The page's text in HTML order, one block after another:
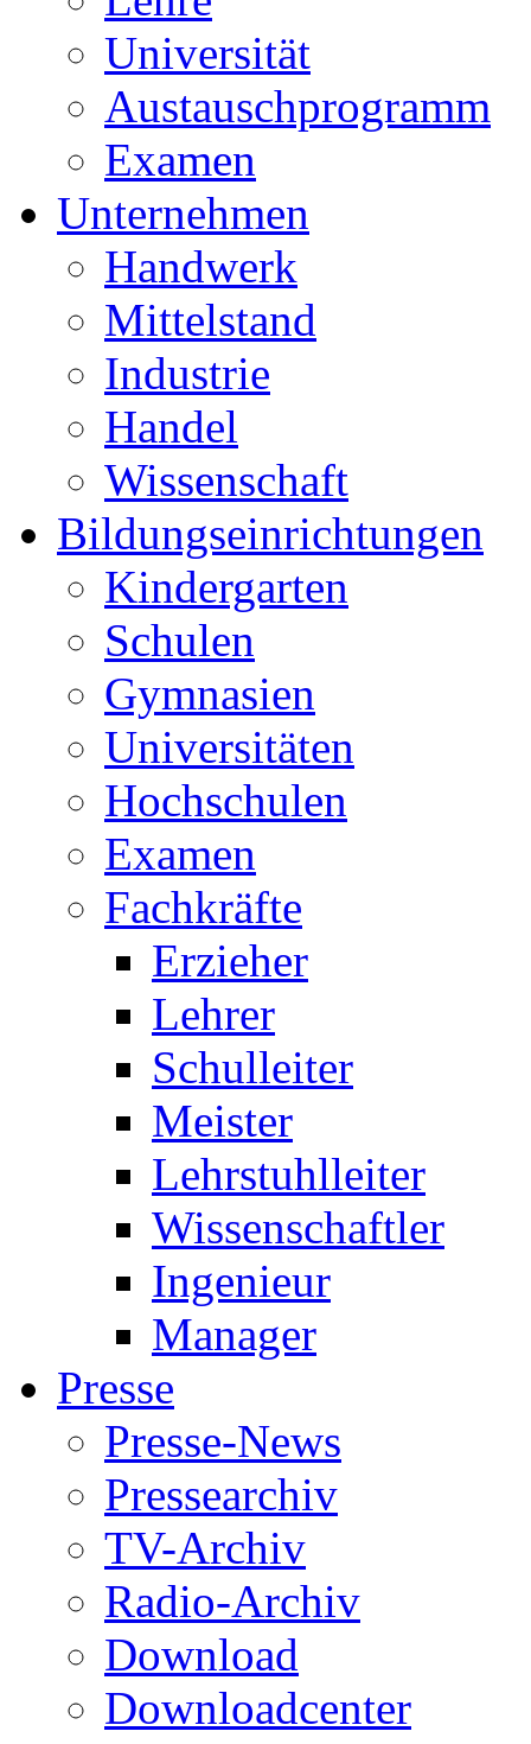
Universität
Austauschprogramm
Examen
Unternehmen
Handwerk
Mittelstand
Industrie
Handel
Wissenschaft
Bildungseinrichtungen
Kindergarten
Schulen
Gymnasien
Universitäten
Hochschulen
Examen
Fachkräfte
Erzieher
Lehrer
Schulleiter
Meister
Lehrstuhlleiter
Wissenschaftler
Ingenieur
Manager
Presse
Presse-News
Pressearchiv
TV-Archiv
Radio-Archiv
Download
Downloadcenter